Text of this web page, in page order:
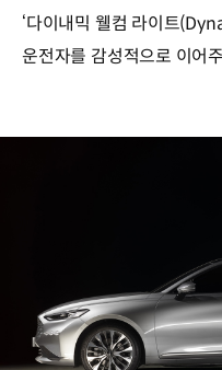
‘다이내믹 웰컴 라이트
운전자를 감성적으로 이어